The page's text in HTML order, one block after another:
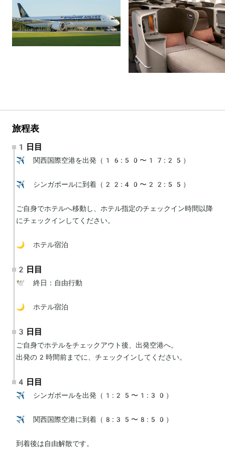
旅程表
1日目
✈️ 関西国際空港を出発（16:50〜17:25）
✈️ シンガポールに到着（22:40〜22:55）
ご自身でホテルへ移動し、ホテル指定のチェックイン時間以降
にチェックインしてください。
🌙 ホテル宿泊
2日目
🕊 終日：自由行動
🌙 ホテル宿泊
3日目
ご自身でホテルをチェックアウト後、出発空港へ。
出発の2時間前までに、チェックインしてください。
4日目
✈️ シンガポールを出発（1:25〜1:30）
✈️ 関西国際空港に到着（8:35〜8:50）
到着後は自由解散です。